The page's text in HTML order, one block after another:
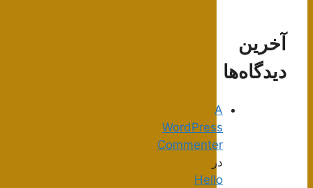
آخرین
دیدگاه‌ها
A
WordPress
Commenter
در
Hello